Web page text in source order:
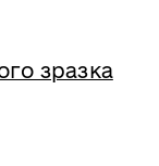
зразка